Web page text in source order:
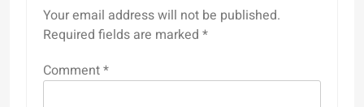
Your email address will not be published.
Required fields are marked *
Comment*